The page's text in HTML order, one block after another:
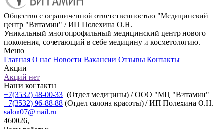
Общество с ограниченной ответственностью "Медицинский
центр "Витамин" / ИП Полехина О.Н.
Уникальный многопрофильный медицинский центр нового
поколения, сочетающий в себе медицину и косметологию.
Меню
Главная О нас Новости Вакансии Отзывы Контакты
Акции
Акций нет
Наши контакты
+7(3532) 48-00-33 (Отдел медицины) / ООО "МЦ "Витамин"
+7(3532) 96-88-88 (Отдел салона красоты) / ИП Полехина О.Н.
salon07@mail.ru
460026,